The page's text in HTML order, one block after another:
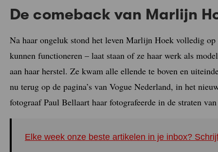
De comeback van Marlijn
Na haar ongeluk stond het leven Marlijn Hoek volledig
kunnen functioneren – laat staan of ze haar werk als
aan haar herstel. Ze kwam alle ellende te boven en
nu terug op de pagina’s van Vogue Nederland, in het
fotograaf Paul Bellaart haar fotografeerde in de straten van
Elke week onze beste artikelen in je inbox?